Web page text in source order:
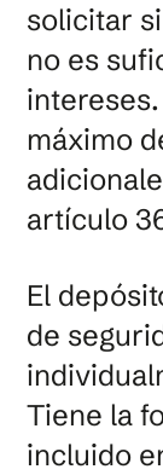
solicitar
no es
máximo
artículo
El
de
Tiene la
incluido